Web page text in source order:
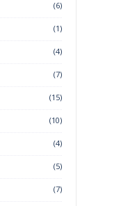
(6)
(1)
(4)
(7)
(15)
(10)
(4)
(5)
(7)